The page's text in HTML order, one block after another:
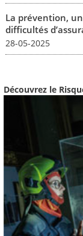
La prévention,
difficultés
28-05-2025
Découvrez le